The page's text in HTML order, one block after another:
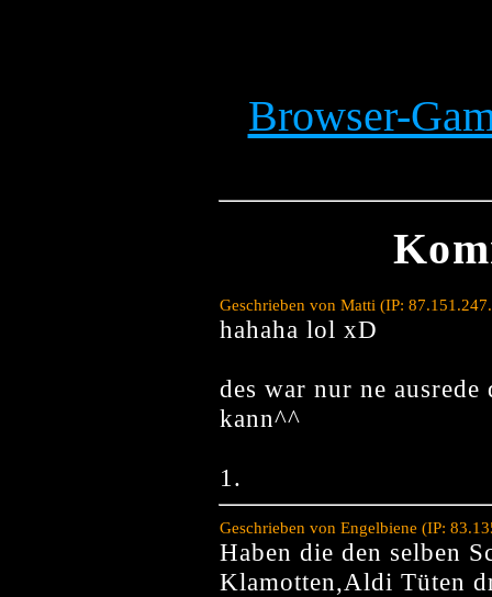
Browser-
Geschrieben von Matti (IP:
hahaha lol xD
des war nur ne
kann^^
1.
Geschrieben von Engelbiene (IP:
Haben die den selben
Klamotten,Aldi Tüten